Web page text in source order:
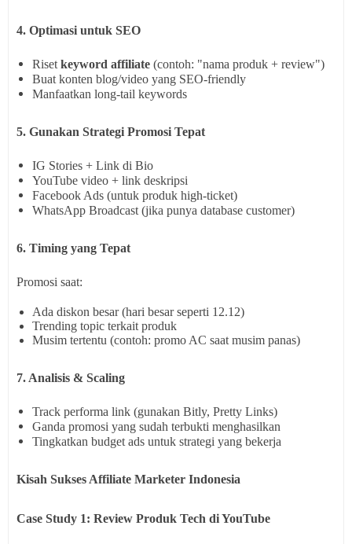
4. Optimasi untuk SEO
Riset keyword affiliate (contoh: "nama produk + review")
Buat konten blog/video yang SEO-friendly
Manfaatkan long-tail keywords
5. Gunakan Strategi Promosi Tepat
IG Stories + Link di Bio
YouTube video + link deskripsi
Facebook Ads (untuk produk high-ticket)
WhatsApp Broadcast (jika punya database customer)
6. Timing yang Tepat
Promosi saat:
Ada diskon besar (hari besar seperti 12.12)
Trending topic terkait produk
Musim tertentu (contoh: promo AC saat musim panas)
7. Analisis & Scaling
Track performa link (gunakan Bitly, Pretty Links)
Ganda promosi yang sudah terbukti menghasilkan
Tingkatkan budget ads untuk strategi yang bekerja
Kisah Sukses Affiliate Marketer Indonesia
Case Study 1: Review Produk Tech di YouTube